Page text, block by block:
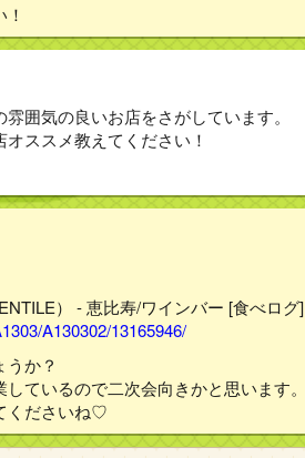
囲気の良いお店をさがしています。
ススメ教えてください！
） - 恵比寿/ワインバー [食べログ]
A130302/13165946/
か？
ているので二次会向きかと思います。
くださいね♡